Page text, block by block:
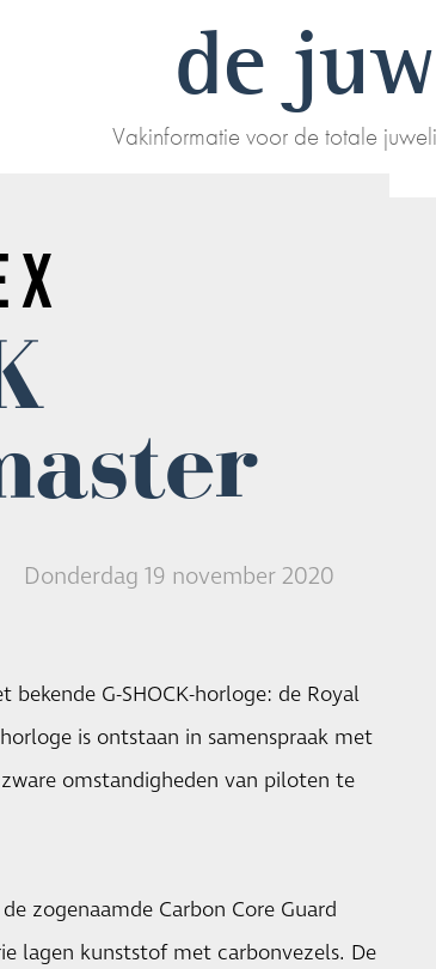
de
Vakinformatie voor de totale
X
Donderdag 19 november 2020
G-SHOCK-horloge: de Royal
is ontstaan in samenspraak met
omstandigheden van piloten te
zogenaamde Carbon Core Guard
lagen kunststof met carbonvezels. De